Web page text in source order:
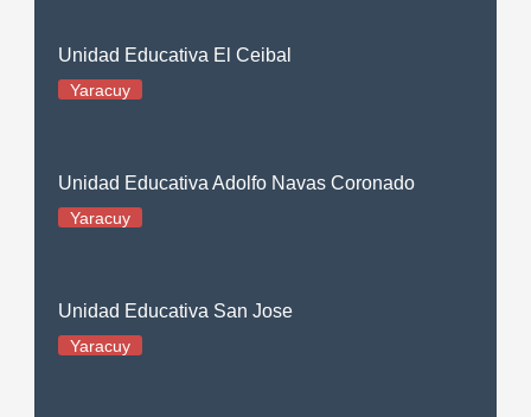
Unidad Educativa El Ceibal
Yaracuy
Unidad Educativa Adolfo Navas Coronado
Yaracuy
Unidad Educativa San Jose
Yaracuy